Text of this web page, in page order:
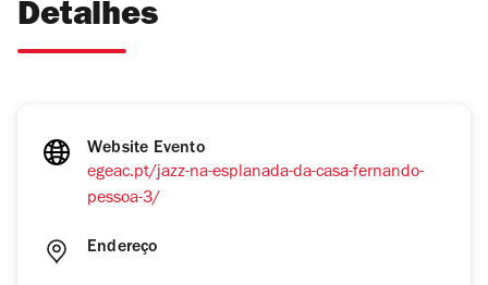
Detalhes
Website Evento
egeac.pt/jazz-na-esplanada-da-casa-fernando-
pessoa-3/
Endereço